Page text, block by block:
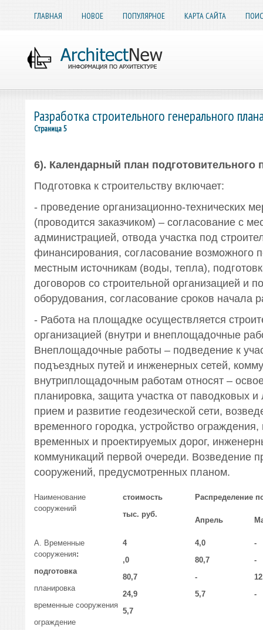
ГЛАВНАЯ НОВОЕ ПОПУЛЯРНОЕ КАРТА САЙТА
Разработка строительного генерального
Страница 5
6). Календарный план подготовительного
Подготовка к строительству включает:
- проведение организационно-технических
(проводится заказчиком) – согласование с
администрацией, отвода участка под
финансирования, согласование возможного
местным источникам (воды, тепла),
договоров со строительной организацией и
оборудования, согласование сроков начала
- Работа на площадке осуществляется
организацией (внутри и внеплощадочные
Внеплощадочные работы – подведение к
подъездных путей и инженерных сетей,
внутриплощадочным работам относят –
планировка, защита участка от паводковых
прием и развитие геодезической сети,
временного городка, устройство
временных и проектируемых дорог,
коммуникаций первой очереди. Возведение
сооружений, предусмотренных планом.
Наименование
сооружений
стоимость
тыс. руб.
Распределение
Апрель
А. Временные
сооружения:
подготовка
планировка
временные сооружения
ограждение
4
,0
80,7
24,9
5,7
4,0
80,7
-
5,7
-
-
-